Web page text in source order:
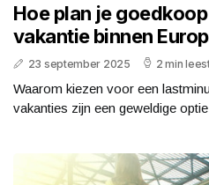
Hoe plan je
vakantie binnen
23 september 2025 2 min
Waarom kiezen voor een
vakanties zijn een geweldige